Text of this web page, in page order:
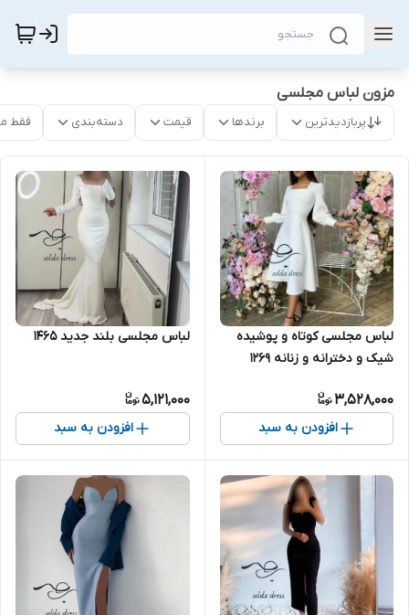
مزون لباس مجلسی
پربازدیدترین برندها قیمت دسته‌بندی فقط
لباس مجلسی کوتاه و پوشیده
شیک و دخترانه و زنانه ۱۲۶۹
3,528,000
افزودن به سبد
لباس مجلسی بلند جدید ۱۴۶۵
5,121,000
افزودن به سبد